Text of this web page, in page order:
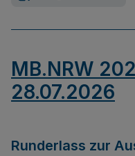
MB.NRW
28.07.2026
Runderlass zur